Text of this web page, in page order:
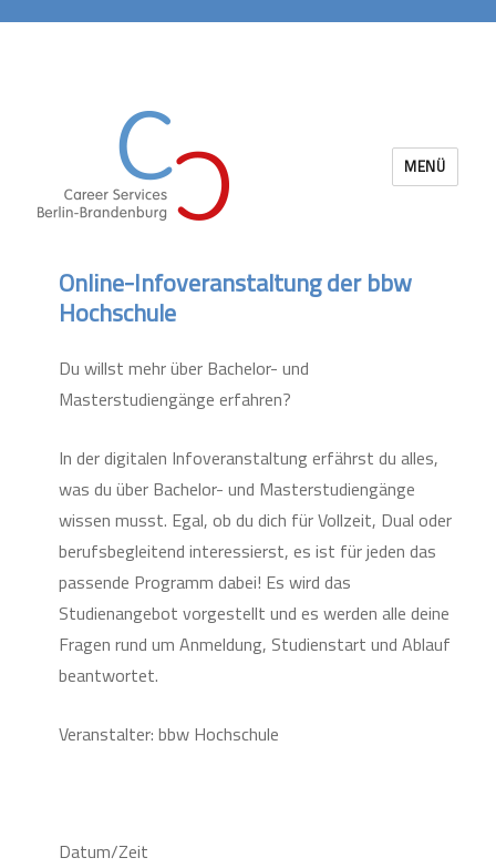
MENÜ
Online-Infoveranstaltung der bbw
Hochschule
Du willst mehr über Bachelor- und
Masterstudiengänge erfahren?
In der digitalen Infoveranstaltung erfährst du alles,
was du über Bachelor- und Masterstudiengänge
wissen musst. Egal, ob du dich für Vollzeit, Dual oder
berufsbegleitend interessierst, es ist für jeden das
passende Programm dabei! Es wird das
Studienangebot vorgestellt und es werden alle deine
Fragen rund um Anmeldung, Studienstart und Ablauf
beantwortet.
Veranstalter: bbw Hochschule
Datum/Zeit